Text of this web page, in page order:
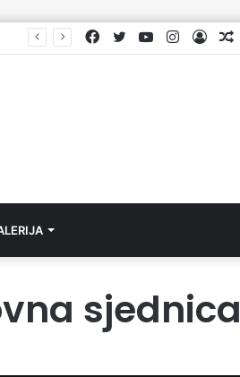
Log
Instagram
YouTube
Twitter
Facebook
sjednica